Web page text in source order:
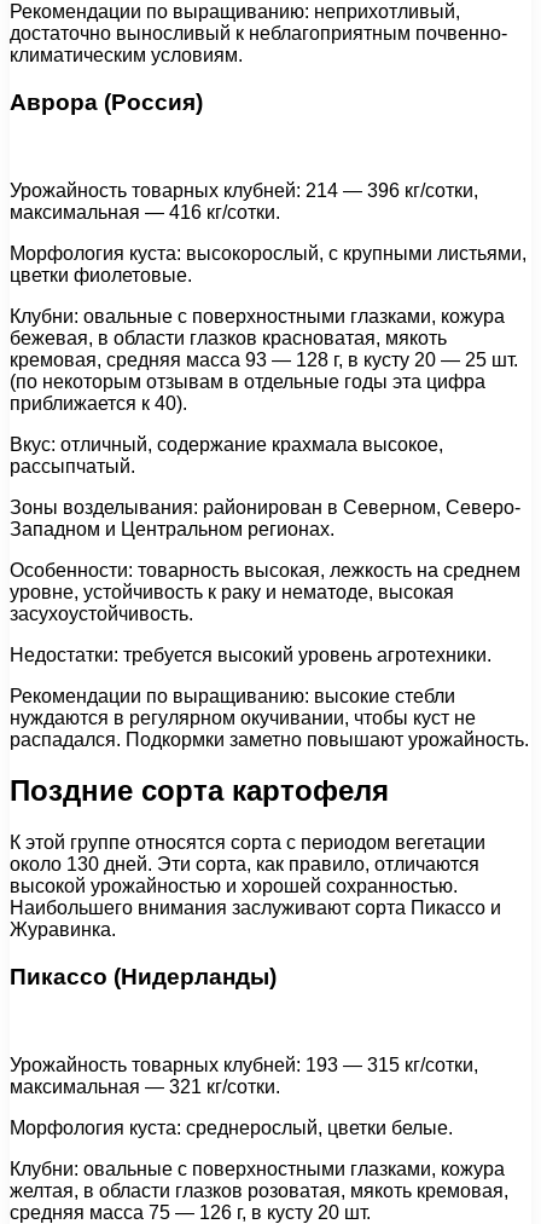
Рекомендации по выращиванию: неприхотливый,
достаточно выносливый к неблагоприятным почвенно-
климатическим условиям.
Аврора (Россия)
Урожайность товарных клубней: 214 — 396 кг/сотки,
максимальная — 416 кг/сотки.
Морфология куста: высокорослый, с крупными листьями,
цветки фиолетовые.
Клубни: овальные с поверхностными глазками, кожура
бежевая, в области глазков красноватая, мякоть
кремовая, средняя масса 93 — 128 г, в кусту 20 — 25 шт.
(по некоторым отзывам в отдельные годы эта цифра
приближается к 40).
Вкус: отличный, содержание крахмала высокое,
рассыпчатый.
Зоны возделывания: районирован в Северном, Северо-
Западном и Центральном регионах.
Особенности: товарность высокая, лежкость на среднем
уровне, устойчивость к раку и нематоде, высокая
засухоустойчивость.
Недостатки: требуется высокий уровень агротехники.
Рекомендации по выращиванию: высокие стебли
нуждаются в регулярном окучивании, чтобы куст не
распадался. Подкормки заметно повышают урожайность.
Поздние сорта картофеля
К этой группе относятся сорта с периодом вегетации
около 130 дней. Эти сорта, как правило, отличаются
высокой урожайностью и хорошей сохранностью.
Наибольшего внимания заслуживают сорта Пикассо и
Журавинка.
Пикассо (Нидерланды)
Урожайность товарных клубней: 193 — 315 кг/сотки,
максимальная — 321 кг/сотки.
Морфология куста: среднерослый, цветки белые.
Клубни: овальные с поверхностными глазками, кожура
желтая, в области глазков розоватая, мякоть кремовая,
средняя масса 75 — 126 г, в кусту 20 шт.